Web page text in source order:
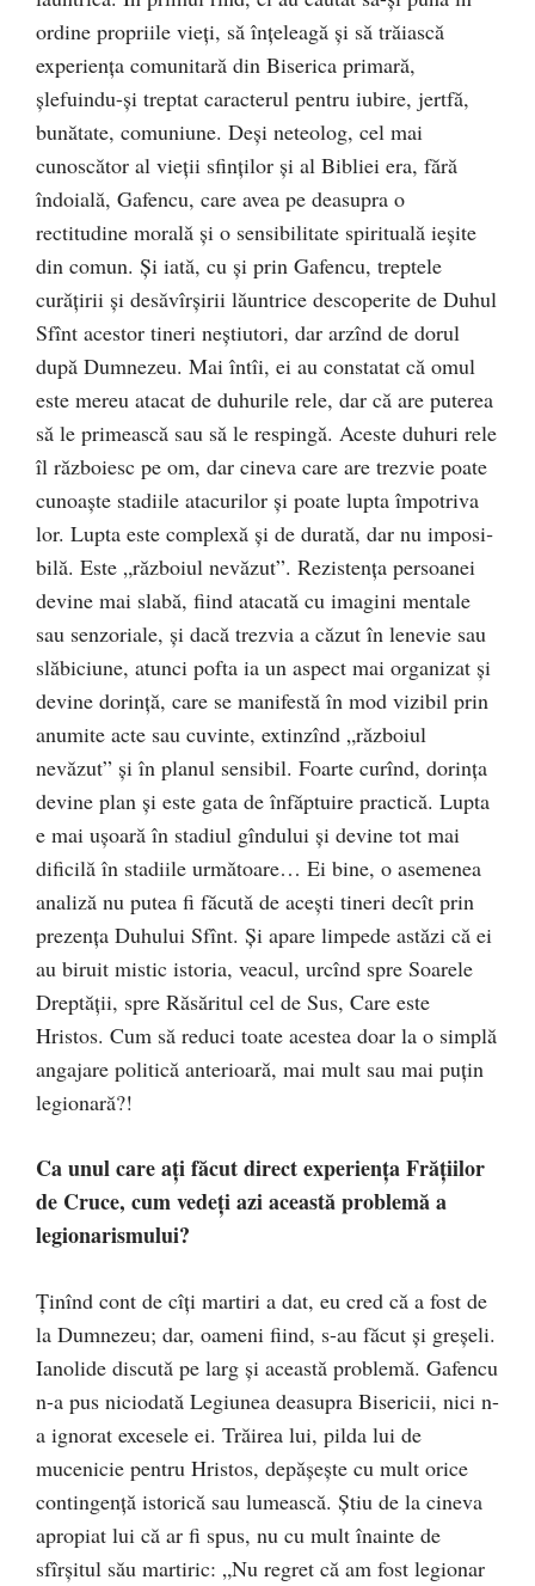
ordine propriile vieţi, să în­ţeleagă şi să trăiască
experienţa comunitară din Bise­rica prima­ră,
şlefuindu-şi treptat caracterul pentru iubire, jertfă,
bu­nă­tate, comuniune. Deşi neteolog, cel mai
cunoscător al vieţii sfinţilor şi al Bibliei era, fără
îndoială, Gafencu, care avea pe deasupra o
rectitudine morală şi o sensibilitate spirituală ieşite
din comun. Şi iată, cu şi prin Gafencu, treptele
curăţirii şi desăvîrşirii lă­untrice descoperite de Duhul
Sfînt acestor ti­neri neştiutori, dar arzînd de dorul
după Dumnezeu. Mai întîi, ei au consta­tat că omul
este mereu atacat de duhurile rele, dar că are pu­terea
să le primească sau să le respingă. Aceste duhuri rele
îl războiesc pe om, dar cineva care are trezvie poate
cunoaşte sta­diile atacurilor şi poate lupta împotriva
lor. Lupta este complexă şi de durată, dar nu imposi­
bilă. Este „războiul ne­văzut”. Rezistenţa persoanei
devine mai slabă, fiind atacată cu ima­gini mentale
sau senzoriale, şi dacă trezvia a căzut în lene­vie sau
slăbiciune, atunci pofta ia un aspect mai orga­nizat şi
devine dorinţă, care se manifestă în mod vizibil prin
anumite acte sau cuvinte, extinzînd „războiul
nevăzut” şi în planul sen­si­bil. Foarte curînd, dorinţa
devine plan şi este ga­ta de înfăp­tu­i­re practică. Lupta
e mai uşoară în stadiul gîn­dului şi devine tot mai
difi­cilă în stadiile următoare… Ei bi­ne, o asemenea
analiză nu putea fi făcută de aceşti tineri de­cît prin
prezenţa Duhului Sfînt. Şi apare limpede as­tăzi că ei
au biruit mistic istoria, veacul, urcînd spre Soa­rele
Dreptăţii, spre Răsăritul cel de Sus, Care este
Hristos. Cum să reduci toate acestea doar la o simplă
angajare politică an­terioară, mai mult sau mai puţin
legionară?!
Ca unul care aţi făcut direct experienţa Frăţiilor
de Cruce, cum vedeţi azi această problemă a
legionarismului?
Ţinînd cont de cîţi martiri a dat, eu cred că a fost de
la Dum­­­­nezeu; dar, oameni fiind, s-au făcut şi greşeli.
Ianolide discută pe larg şi această problemă. Gafencu
n-a pus nicio­dată Legiunea deasupra Bisericii, nici n-
a ignorat excesele ei. Trăirea lui, pilda lui de
mucenicie pentru Hristos, depă­şeşte cu mult orice
contingenţă istorică sau lumească. Ştiu de la cineva
apropiat lui că ar fi spus, nu cu mult înainte de
sfîrşitul său martiric: „Nu regret că am fost legionar